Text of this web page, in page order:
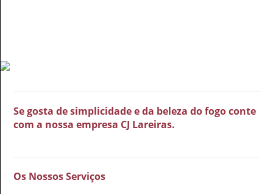
Se gosta de simplicidade e da beleza do fogo conte
com a nossa empresa CJ Lareiras.
Os Nossos Serviços